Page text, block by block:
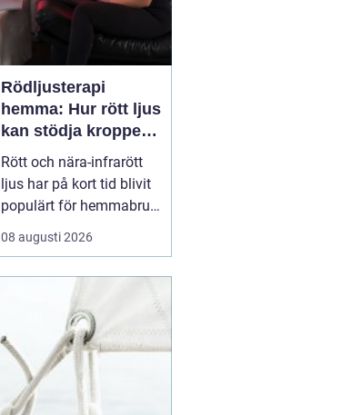
Rödljusterapi
hemma: Hur rött ljus
kan stödja kroppens
egen återhämtning
Rött och nära-infrarött
ljus har på kort tid blivit
populärt för hemmabruk,
och fler vill veta hur
rödljusterapi hemma kan
leder och sömn. Många
undrar hur det fungerar
på...
08 augusti 2026